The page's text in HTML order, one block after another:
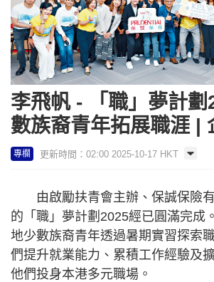
李飛帆 - 「職」夢計
數族裔青年拓展職涯 |
專欄 更新時間：02:00 2025-10-17 HKT
由啟勵扶青會主辦、保誠保險有
的「職」夢計劃2025經已圓滿完成
地少數族裔青年透過暑期實習探索
們提升就業能力、累積工作經驗及
他們投身本港多元職場。